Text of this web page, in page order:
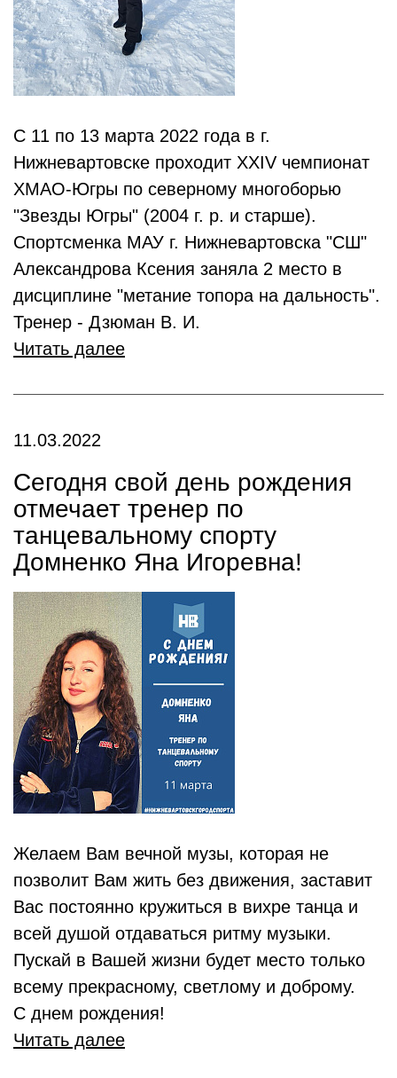
С 11 по 13 марта 2022 года в г.
Нижневартовске проходит XXIV чемпионат
ХМАО-Югры по северному многоборью
"Звезды Югры" (2004 г. р. и старше).
Спортсменка МАУ г. Нижневартовска "СШ"
Александрова Ксения заняла 2 место в
дисциплине "метание топора на дальность".
Тренер - Дзюман В. И.
Читать далее
11.03.2022
Сегодня свой день рождения
отмечает тренер по
танцевальному спорту
Домненко Яна Игоревна!
Желаем Вам вечной музы, которая не
позволит Вам жить без движения, заставит
Вас постоянно кружиться в вихре танца и
всей душой отдаваться ритму музыки.
Пускай в Вашей жизни будет место только
всему прекрасному, светлому и доброму.
С днем рождения!
Читать далее